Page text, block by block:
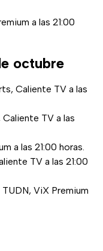
a las 21:00
octubre
Caliente TV a las
TV a las
a las 21:00 horas.
TV a las 21:00
TUDN, ViX Premium